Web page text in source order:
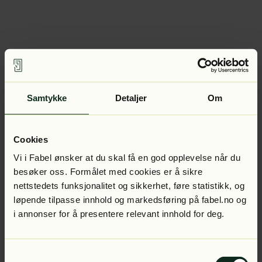
Samtykke Detaljer Om
Cookies
Vi i Fabel ønsker at du skal få en god opplevelse når du
besøker oss. Formålet med cookies er å sikre
nettstedets funksjonalitet og sikkerhet, føre statistikk, og
løpende tilpasse innhold og markedsføring på fabel.no og
i annonser for å presentere relevant innhold for deg.